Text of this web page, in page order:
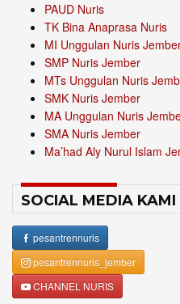
PAUD Nuris
TK Bina Anaprasa Nuris
MI Unggulan Nuris
SMP Nuris Jember
MTs Unggulan Nuris
SMK Nuris Jember
MA Unggulan Nuris
SMA Nuris Jember
Ma’had Aly Nurul Islam
SOCIAL MEDIA KAMI
pesantrennuris
pesantrennuris_jember
CHANNEL NURIS